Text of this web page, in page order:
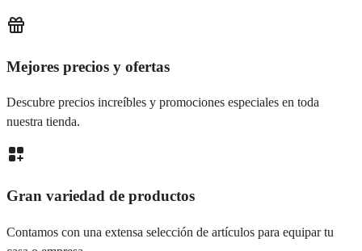
Mejores precios y ofertas
Descubre precios increíbles y promociones especiales en toda
nuestra tienda.
Gran variedad de productos
Contamos con una extensa selección de artículos para equipar tu